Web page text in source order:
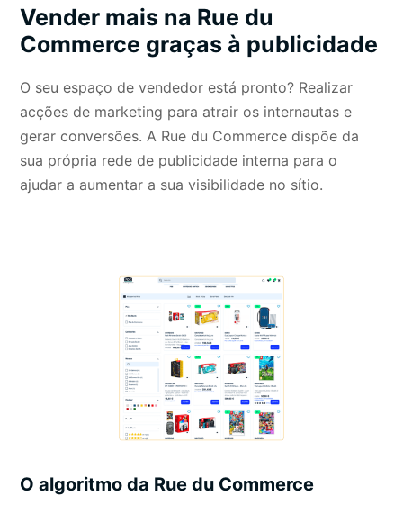
Vender mais na Rue du
Commerce graças à publicidade
O seu espaço de vendedor está pronto? Realizar
acções de marketing para atrair os internautas e
gerar conversões. A Rue du Commerce dispõe da
sua própria rede de publicidade interna para o
ajudar a aumentar a sua visibilidade no sítio.
O algoritmo da Rue du Commerce